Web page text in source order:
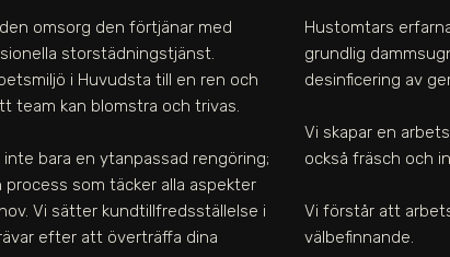
omsorg den förtjänar med
storstädningstjänst.
i Huvudsta till en ren och
team kan blomstra och trivas.
bara en ytanpassad rengöring;
som täcker alla aspekter
Vi sätter kundtillfredsställelse i
efter att överträffa dina
Hustomtars
grundlig
desinficering av
Vi skapar en
också fräsch och
Vi förstår att
välbefinnande.